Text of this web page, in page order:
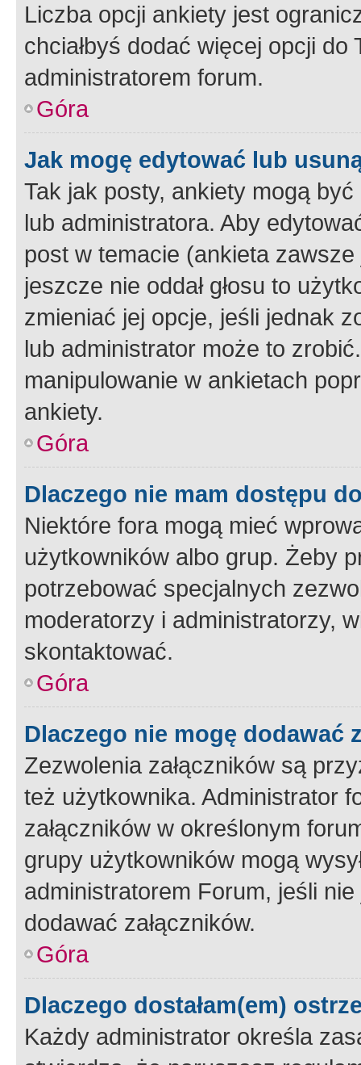
Liczba opcji ankiety jest
chciałbyś dodać więcej opcji
administratorem forum.
Góra
Jak mogę edytować lub
Tak jak posty, ankiety mogą
lub administratora. Aby
post w temacie (ankieta
jeszcze nie oddał głosu to
zmieniać jej opcje, jeśli jednak
lub administrator może to
manipulowanie w ankietach
ankiety.
Góra
Dlaczego nie mam dostępu
Niektóre fora mogą mieć
użytkowników albo grup. Żeby
potrzebować specjalnych
moderatorzy i administratorzy,
skontaktować.
Góra
Dlaczego nie mogę dodawać
Zezwolenia załączników są
też użytkownika. Administrator
załączników w określonym
grupy użytkowników mogą
administratorem Forum, jeśli
dodawać załączników.
Góra
Dlaczego dostałam(em)
Każdy administrator określa